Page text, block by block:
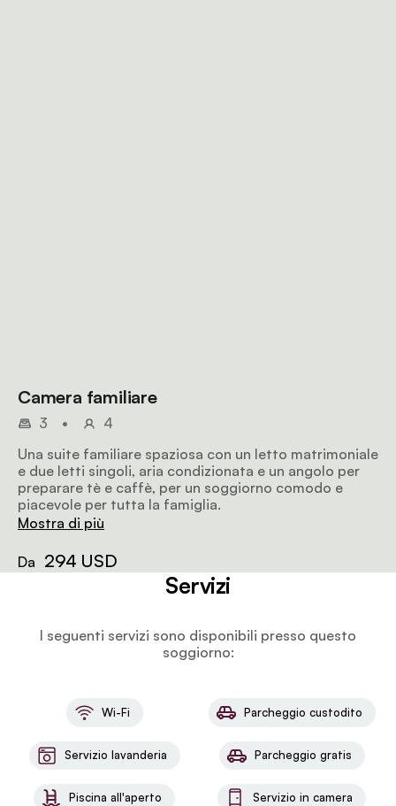
Camera familiare
3 •
4
Una suite familiare spaziosa con un letto matrimoniale
e due letti singoli, aria condizionata e un angolo per
preparare tè e caffè, per un soggiorno comodo e
piacevole per tutta la famiglia.
Mostra di più
Da 294 USD
Servizi
I seguenti servizi sono disponibili presso questo
soggiorno:
Wi-Fi Parcheggio custodito
Servizio lavanderia Parcheggio gratis
Piscina all'aperto Servizio in camera